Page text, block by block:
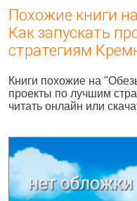
Похожие книги
Как запускать
стратегиям
Книги похожие на
проекты по лучшим
читать онлайн или